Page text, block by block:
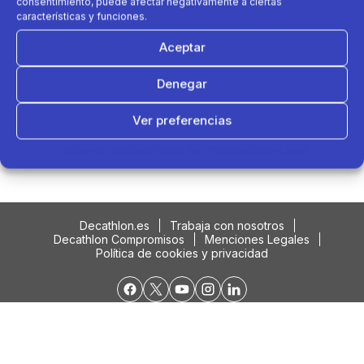
características y funciones.
Aceptar
Denegar
Ver preferencias
Decathlon.es
Trabaja con nosotros
Decathlon Compromisos
Menciones Legales
Política de cookies y privacidad